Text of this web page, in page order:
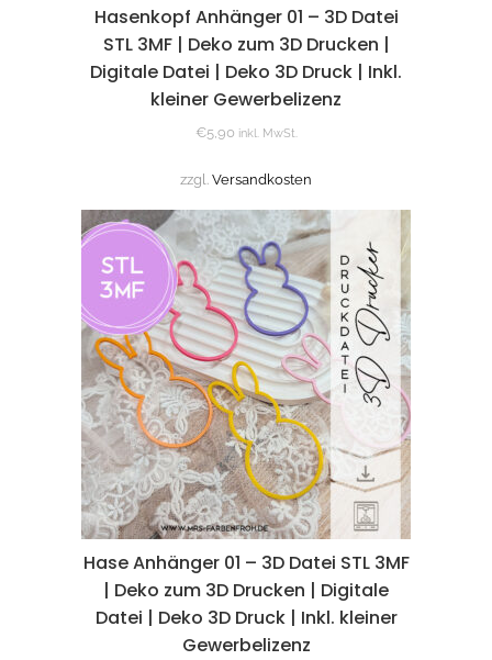
Hasenkopf Anhänger 01 – 3D Datei
STL 3MF | Deko zum 3D Drucken |
Digitale Datei | Deko 3D Druck | Inkl.
kleiner Gewerbelizenz
€5,90 inkl. MwSt.
zzgl. Versandkosten
Hase Anhänger 01 – 3D Datei STL 3MF
| Deko zum 3D Drucken | Digitale
Datei | Deko 3D Druck | Inkl. kleiner
Gewerbelizenz